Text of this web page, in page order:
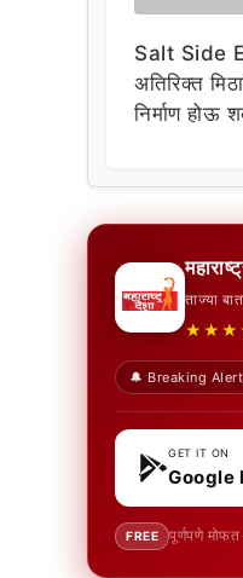
Salt Side
अतिरिक्त
निर्माण होऊ
ताज्या
🔔 Breaking
GET IT ON
Google
FREE पूर्णपणे